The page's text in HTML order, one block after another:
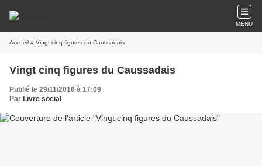
MENU
Accueil » Vingt cinq figures du Caussadais
Vingt cinq figures du Caussadais
Publié le 29/11/2016 à 17:09
Par Livre social